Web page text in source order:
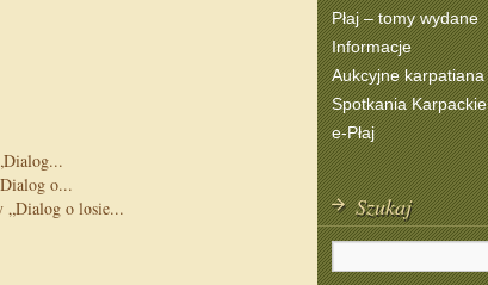
o...
„Dialog o losie...
Płaj – tomy wydane
Informacje
Aukcyjne karpatiana
Spotkania Karpackie
e-Płaj
Szukaj